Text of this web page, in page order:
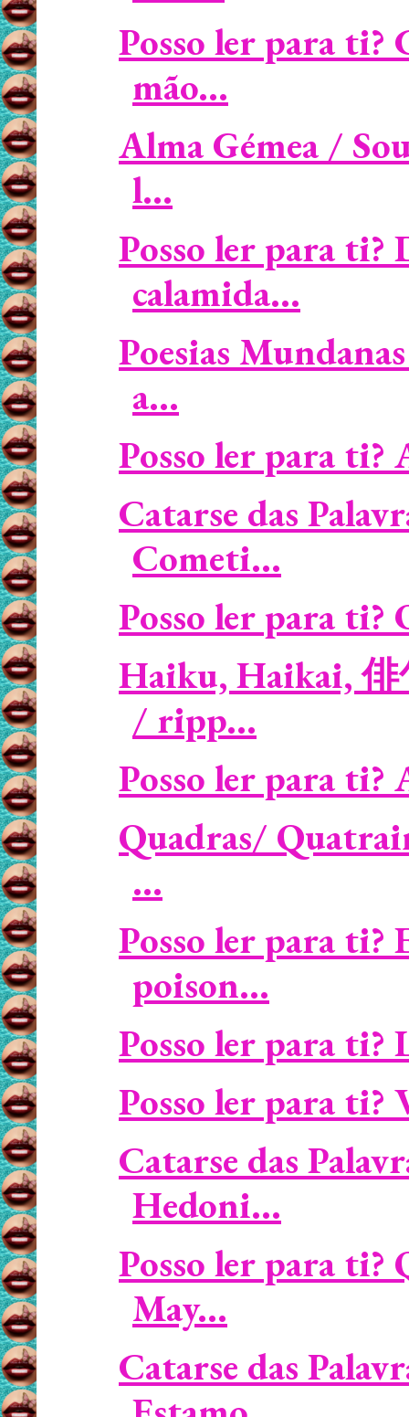
Posso ler para ti?
mão...
Alma Gémea /
l...
Posso ler para ti?
calamida...
Poesias
a...
Posso ler para
Catarse das
Cometi...
Posso ler para ti?
Haiku, Haikai, 俳
/ ripp...
Posso ler para
Quadras/
...
Posso ler para ti?
poison...
Posso ler para ti?
Posso ler para ti?
Catarse das
Hedoni...
Posso ler para ti?
May...
Catarse das